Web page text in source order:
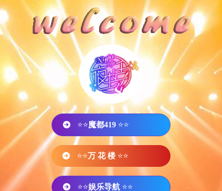
⭐⭐魔都419 ⭐⭐
⭐⭐万 花 楼 ⭐⭐
⭐⭐娱乐导航 ⭐⭐